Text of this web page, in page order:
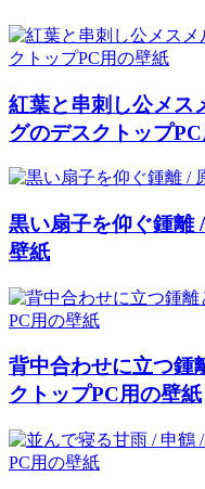
紅葉と串刺し公メス
グのデスクトップ
黒い扇子を仰ぐ鍾離
壁紙
背中合わせに立つ鍾
クトップPC用の壁紙